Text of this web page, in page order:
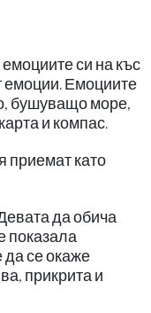
си на къс
емоции. Емоциите
бушуващо море,
и компас.
приемат като
да обича
показала
да се окаже
прикрита и